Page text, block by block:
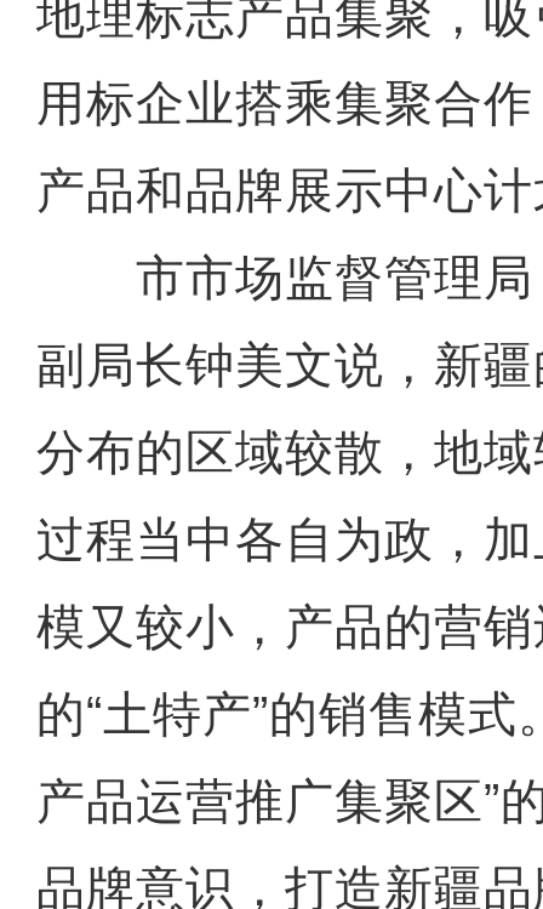
地理标志产品集聚，
用标企业搭乘集聚合
产品和品牌展示中心
市市场监督管理局
副局长钟美文说，新
分布的区域较散，地
过程当中各自为政，
模又较小，产品的营
的“土特产”的销售模式
产品运营推广集聚区”
品牌意识，打造新疆